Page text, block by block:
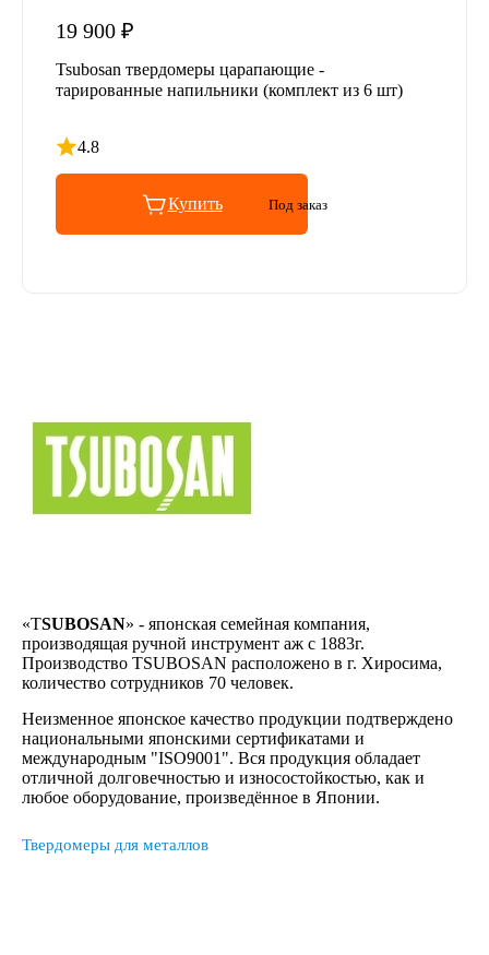
19 900 ₽
Tsubosan твердомеры царапающие -
тарированные напильники (комплект из 6 шт)
4.8
Рейтинг 4.8 из 5
Купить Под заказ
«TSUBOSAN» - японская семейная компания,
производящая ручной инструмент аж с 1883г.
Производство TSUBOSAN расположено в г. Хиросима,
количество сотрудников 70 человек.
Неизменное японское качество продукции подтверждено
национальными японскими сертификатами и
международным "ISO9001". Вся продукция обладает
отличной долговечностью и износостойкостью, как и
любое оборудование, произведённое в Японии.
Твердомеры для металлов